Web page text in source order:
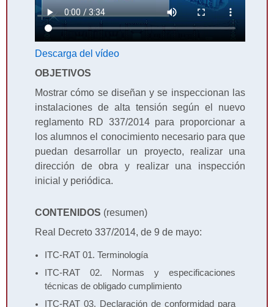
Descarga del vídeo
OBJETIVOS
Mostrar cómo se diseñan y se inspeccionan las
instalaciones de alta tensión según el nuevo
reglamento RD 337/2014 para proporcionar a
los alumnos el conocimiento necesario para que
puedan desarrollar un proyecto, realizar una
dirección de obra y realizar una inspección
inicial y periódica.
CONTENIDOS (resumen)
Real Decreto 337/2014, de 9 de mayo:
ITC-RAT 01. Terminología
ITC-RAT 02. Normas y especificaciones
técnicas de obligado cumplimiento
ITC-RAT 03. Declaración de conformidad para